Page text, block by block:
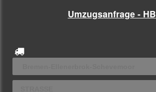
Umzugsanfrage - HB